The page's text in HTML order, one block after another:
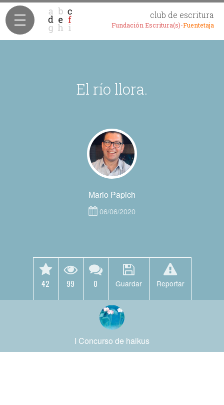
club de escritura
Fundación Escritura(s)-Fuentetaja
El río llora.
Mario Papich
06/06/2020
42 99 0 Guardar Reportar
I Concurso de haikus